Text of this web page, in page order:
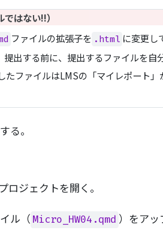
ではない!!）
ファイルの拡張子を .html に変更し
出する前に、提出するファイルを
ファイルはLMSの「マイレポート
る。
ジェクトを開く。
ル（ Micro_HW04.qmd ）をアッ